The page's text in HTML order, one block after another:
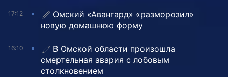
17:12
Омский «Авангард» «разморозил»
новую домашнюю форму
16:10
В Омской области произошла
смертельная авария с лобовым
столкновением